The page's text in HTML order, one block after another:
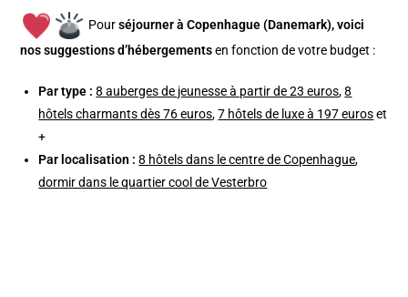
Pourséjourner à Copenhague (Danemark), voici
nos suggestions d’hébergements en fonction de votre budget :
Par type :8 auberges de jeunesse à partir de 23 euros,8
hôtels charmants dès 76 euros,7 hôtels de luxe à 197 euroset
+
Par localisation :8 hôtels dans le centre de Copenhague,
dormir dans le quartier cool de Vesterbro